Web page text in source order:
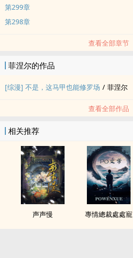
第299章
第298章
查看全部章节
菲涅尔的作品
[综漫] 不是，这马甲也能修罗场 / 菲涅尔
查看全部作品
相关推荐
声声慢 專情總裁處處寵